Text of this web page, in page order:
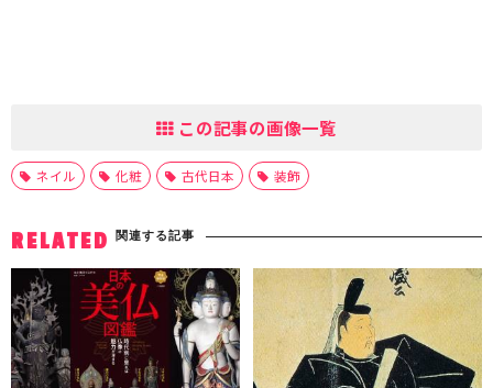
この記事の画像一覧
ネイル 化粧 古代日本 装飾
RELATED 関連する記事